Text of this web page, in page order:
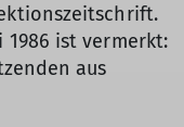
1986 ist vermerkt:
aus